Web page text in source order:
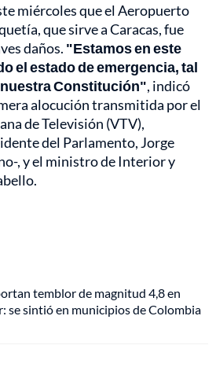
miércoles que el Aeropuerto
que sirve a Caracas, fue
daños. "Estamos en este
el estado de emergencia, tal
Constitución", indicó
alocución transmitida por el
de Televisión (VTV),
del Parlamento, Jorge
, y el ministro de Interior y
temblor de magnitud 4,8 en
se sintió en municipios de Colombia